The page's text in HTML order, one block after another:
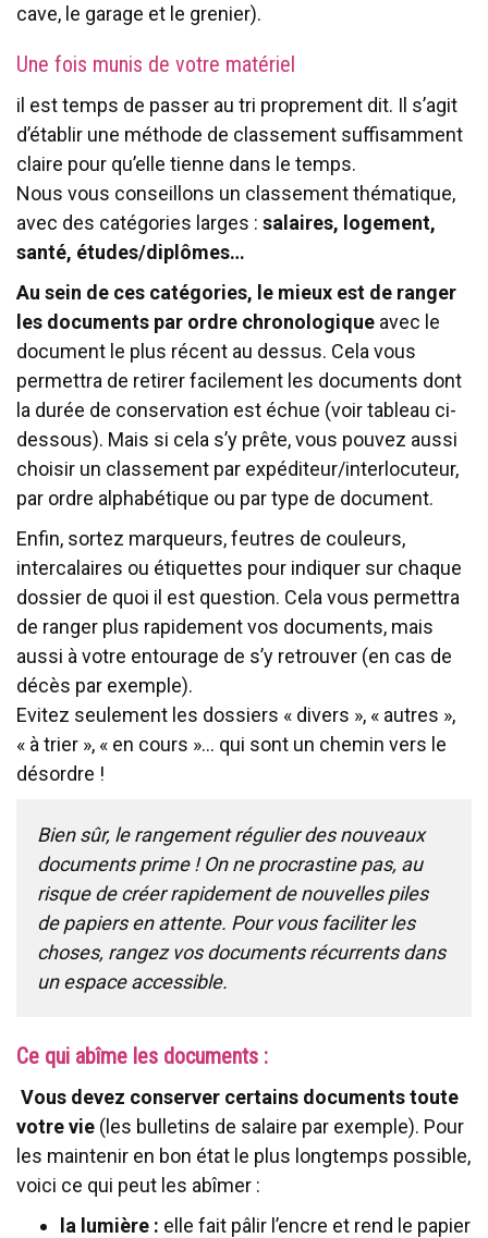
cave, le garage et le grenier).
Une fois munis de votre matériel
il est temps de passer au tri proprement dit. Il s’agit
d’établir une méthode de classement suffisamment
claire pour qu’elle tienne dans le temps.
Nous vous conseillons un classement thématique,
avec des catégories larges : salaires, logement,
santé, études/diplômes…
Au sein de ces catégories, le mieux est de ranger
les documents par ordre chronologique avec le
document le plus récent au dessus. Cela vous
permettra de retirer facilement les documents dont
la durée de conservation est échue (voir tableau ci-
dessous). Mais si cela s’y prête, vous pouvez aussi
choisir un classement par expéditeur/interlocuteur,
par ordre alphabétique ou par type de document.
Enfin, sortez marqueurs, feutres de couleurs,
intercalaires ou étiquettes pour indiquer sur chaque
dossier de quoi il est question. Cela vous permettra
de ranger plus rapidement vos documents, mais
aussi à votre entourage de s’y retrouver (en cas de
décès par exemple).
Evitez seulement les dossiers « divers », « autres »,
« à trier », « en cours »… qui sont un chemin vers le
désordre !
Bien sûr, le rangement régulier des nouveaux
documents prime ! On ne procrastine pas, au
risque de créer rapidement de nouvelles piles
de papiers en attente. Pour vous faciliter les
choses, rangez vos documents récurrents dans
un espace accessible.
Ce qui abîme les documents :
Vous devez conserver certains documents toute
votre vie (les bulletins de salaire par exemple). Pour
les maintenir en bon état le plus longtemps possible,
voici ce qui peut les abîmer :
la lumière : elle fait pâlir l’encre et rend le papier